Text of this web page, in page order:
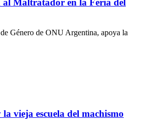
Género de ONU Argentina, apoya la
vieja escuela del machismo